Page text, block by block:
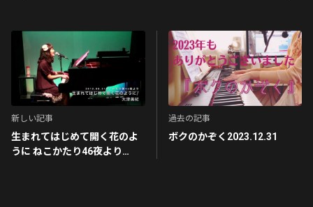
新しい記事
生まれてはじめて開く花のよ
うに ねこかたり46夜より
過去の記事
ボクのかぞく2023.12.31